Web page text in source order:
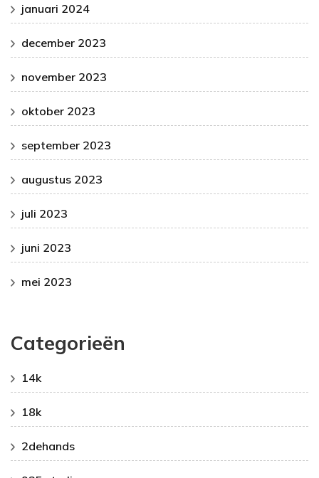
januari 2024
december 2023
november 2023
oktober 2023
september 2023
augustus 2023
juli 2023
juni 2023
mei 2023
Categorieën
14k
18k
2dehands